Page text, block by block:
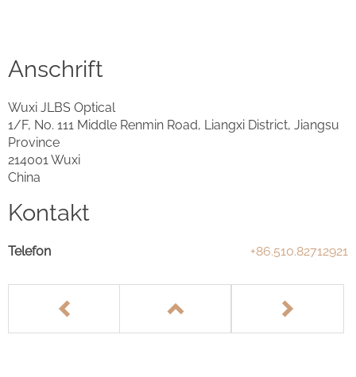
Anschrift
Wuxi JLBS Optical
1/F, No. 111 Middle Renmin Road, Liangxi District, Jiangsu
Province
214001 Wuxi
China
Kontakt
Telefon +86.510.82712921
中文